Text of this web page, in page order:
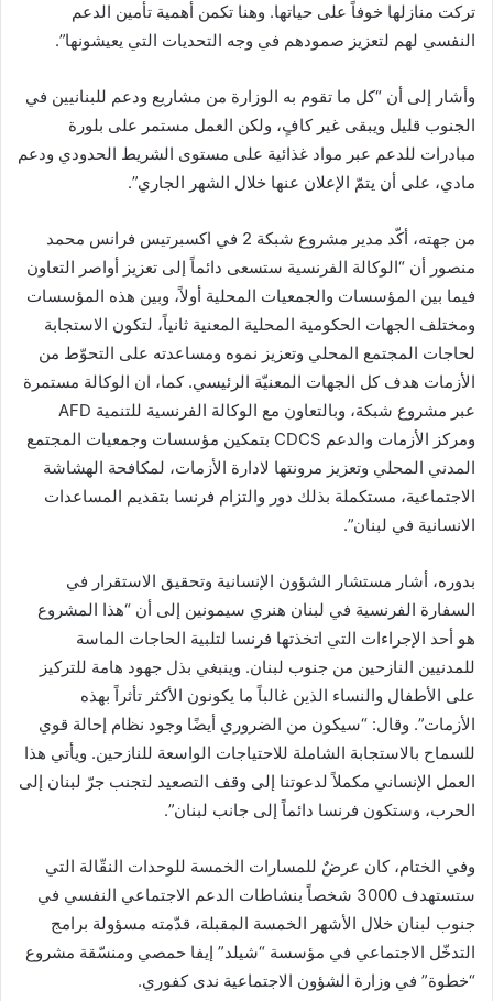
تركت منازلها خوفاً على حياتها. وهنا تكمن أهمية تأمين الدعم
النفسي لهم لتعزيز صمودهم في وجه التحديات التي يعيشونها”.
وأشار إلى أن “كل ما تقوم به الوزارة من مشاريع ودعم للبنانيين في
الجنوب قليل ويبقى غير كافٍ، ولكن العمل مستمر على بلورة
مبادرات للدعم عبر مواد غذائية على مستوى الشريط الحدودي ودعم
مادي، على أن يتمّ الإعلان عنها خلال الشهر الجاري”.
من جهته، أكّد مدير مشروع شبكة 2 في اكسبرتيس فرانس محمد
منصور أن “الوكالة الفرنسية ستسعى دائماً إلى تعزيز أواصر التعاون
فيما بين المؤسسات والجمعيات المحلية أولاً، وبين هذه المؤسسات
ومختلف الجهات الحكومية المحلية المعنية ثانياً، لتكون الاستجابة
لحاجات المجتمع المحلي وتعزيز نموه ومساعدته على التحوّط من
الأزمات هدف كل الجهات المعنيّة الرئيسي. كما، ان الوكالة مستمرة
عبر مشروع شبكة، وبالتعاون مع الوكالة الفرنسية للتنمية AFD
ومركز الأزمات والدعم CDCS بتمكين مؤسسات وجمعيات المجتمع
المدني المحلي وتعزيز مرونتها لادارة الأزمات، لمكافحة الهشاشة
الاجتماعية، مستكملة بذلك دور والتزام فرنسا بتقديم المساعدات
الانسانية في لبنان”.
بدوره، أشار مستشار الشؤون الإنسانية وتحقيق الاستقرار في
السفارة الفرنسية في لبنان هنري سيمونين إلى أن “هذا المشروع
هو أحد الإجراءات التي اتخذتها فرنسا لتلبية الحاجات الماسة
للمدنيين النازحين من جنوب لبنان. وينبغي بذل جهود هامة للتركيز
على الأطفال والنساء الذين غالباً ما يكونون الأكثر تأثراً بهذه
الأزمات”. وقال: “سيكون من الضروري أيضًا وجود نظام إحالة قوي
للسماح بالاستجابة الشاملة للاحتياجات الواسعة للنازحين. ويأتي هذا
العمل الإنساني مكملاً لدعوتنا إلى وقف التصعيد لتجنب جرّ لبنان إلى
الحرب، وستكون فرنسا دائماً إلى جانب لبنان”.
وفي الختام، كان عرضٌ للمسارات الخمسة للوحدات النقّالة التي
ستستهدف 3000 شخصاً بنشاطات الدعم الاجتماعي النفسي في
جنوب لبنان خلال الأشهر الخمسة المقبلة، قدّمته مسؤولة برامج
التدخّل الاجتماعي في مؤسسة “شيلد” إيفا حمصي ومنسّقة مشروع
“خطوة” في وزارة الشؤون الاجتماعية ندى كفوري.